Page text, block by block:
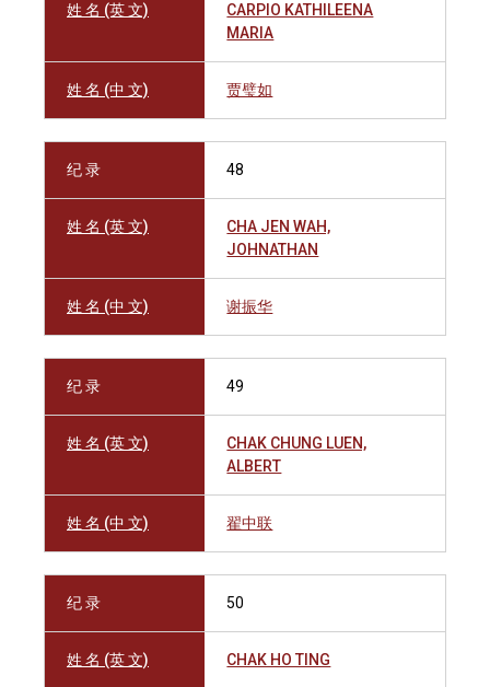
姓 名 (英 文)
CARPIO KATHILEENA
MARIA
姓 名 (中 文) 贾璧如
纪 录 48
姓 名 (英 文)
CHA JEN WAH,
JOHNATHAN
姓 名 (中 文) 谢振华
纪 录 49
姓 名 (英 文)
CHAK CHUNG LUEN,
ALBERT
姓 名 (中 文) 翟中联
纪 录 50
姓 名 (英 文) CHAK HO TING